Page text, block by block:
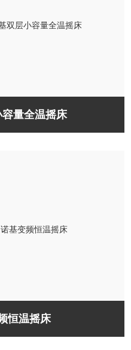
量全温摇床
恒温摇床